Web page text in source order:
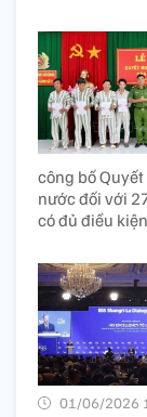
công bố
nước đối với
có đủ điều
01/06/2026